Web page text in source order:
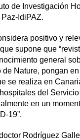
de Investigación
IdiPAZ.
positivo y
supone que
general
de Nature, pongan
se realiza en
del
en un
19”.
Rodríguez